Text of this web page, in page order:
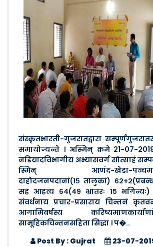
संस्कृतभारती-गुजरातद्वारा
समायोज्यन्ते । अस्मिन् क्रमे 21-07-
नडियादविभागीय अभ्यासवर्ग सोत्साहं
स्मिन् आणंद-खेडा-
दाहोदजनपदानां(१५ तालुका)
सह आहत्य ६४(४९ भ्रातरः १५
संवर्धनाय प्रचार-प्रसाराय चिन्तनं
आगामिवर्षस्य
सामूहिकचिन्तनसहिता सिद्धा । प�..
Post By : Gujrat
23-07-